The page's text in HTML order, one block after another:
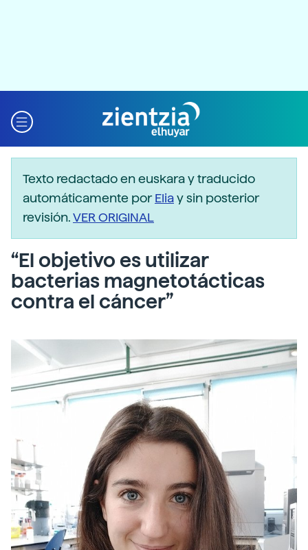
Texto redactado en euskara y traducido
automáticamente porEliay sin posterior
revisión.VER ORIGINAL
“El objetivo es utilizar
bacterias magnetotácticas
contra el cáncer”